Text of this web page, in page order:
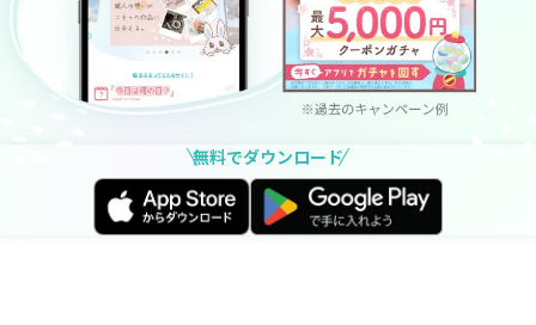
無料でダウンロード